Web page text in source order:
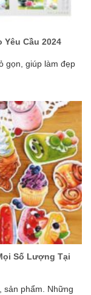
Yêu Cầu 2024
gọn, giúp làm đẹp
Số Lượng Tại
sản phẩm. Những